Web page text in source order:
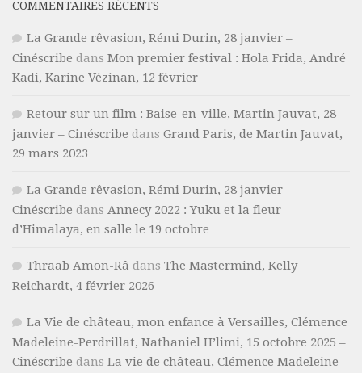
COMMENTAIRES RÉCENTS
La Grande rêvasion, Rémi Durin, 28 janvier –
Cinéscribe dans Mon premier festival : Hola Frida, André
Kadi, Karine Vézinan, 12 février
Retour sur un film : Baise-en-ville, Martin Jauvat, 28
janvier – Cinéscribe dans Grand Paris, de Martin Jauvat,
29 mars 2023
La Grande rêvasion, Rémi Durin, 28 janvier –
Cinéscribe dans Annecy 2022 : Yuku et la fleur
d’Himalaya, en salle le 19 octobre
Thraab Amon-Râ dans The Mastermind, Kelly
Reichardt, 4 février 2026
La Vie de château, mon enfance à Versailles, Clémence
Madeleine-Perdrillat, Nathaniel H’limi, 15 octobre 2025 –
Cinéscribe dans La vie de château, Clémence Madeleine-